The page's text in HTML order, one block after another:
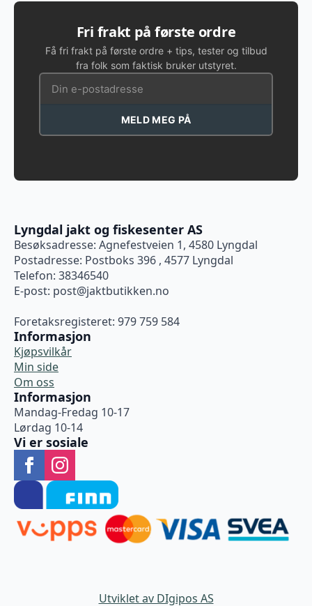
Fri frakt på første ordre
Få fri frakt på første ordre + tips, tester og tilbud
fra folk som faktisk bruker utstyret.
MELD MEG PÅ
Lyngdal jakt og fiskesenter AS
Besøksadresse: Agnefestveien 1, 4580 Lyngdal
Postadresse: Postboks 396 , 4577 Lyngdal
Telefon: 38346540
E-post: post@jaktbutikken.no
Foretaksregisteret: 979 759 584
Informasjon
Kjøpsvilkår
Min side
Om oss
Informasjon
Mandag-Fredag 10-17
Lørdag 10-14
Vi er sosiale
Utviklet av DIgipos AS